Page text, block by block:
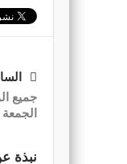
جميع
الجمعة 9 أفريل إلى الحجر الصحي الذاتي لمدة 5 أيام
نبذة